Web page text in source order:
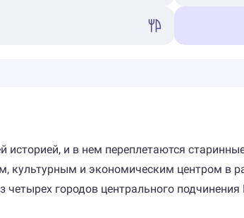
и в нем переплетаются
и экономическим центром в
городов центрального